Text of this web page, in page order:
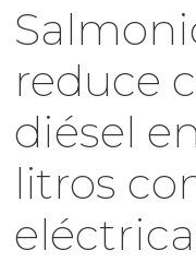
reduce
diésel
litros